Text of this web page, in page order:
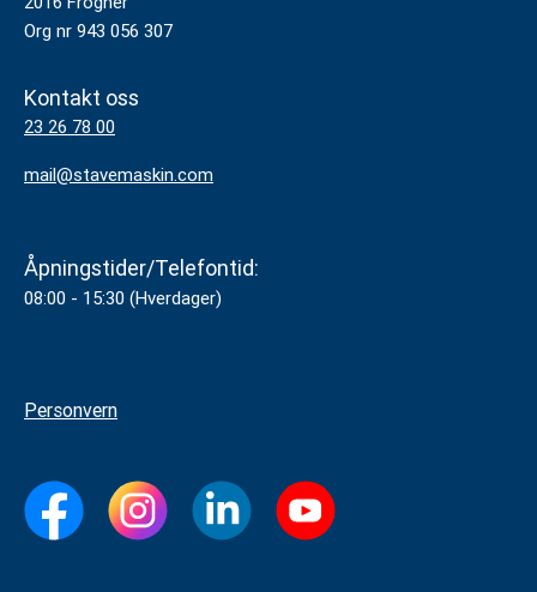
Org nr 943 056 307
Kontakt oss
23 26 78 00
mail@stavemaskin.com
Åpningstider/Telefontid:
08:00 - 15:30 (Hverdager)
Personvern